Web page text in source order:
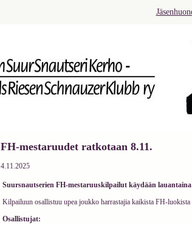
FH-mestaruudet ratkotaan 8.11.
4.11.2025
Suursnautserien FH-mestaruuskilpailut käydään
Kilpailuun osallistuu upea joukko harrastajia kaikista FH-
Osallistujat: